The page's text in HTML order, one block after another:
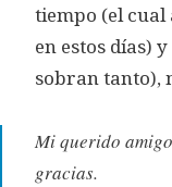
tiempo (el cual
en estos días)
sobran tanto),
Mi querido
gracias.